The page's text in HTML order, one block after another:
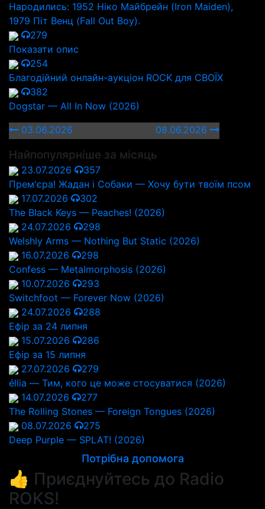
Народились: 1952 Ніко Майбрейн (Iron Maiden),
1979 Піт Венц (Fall Out Boy).
279
Показати опис
254
Благодійний онлайн-аукціон ROCK для СВОЇХ
382
Dogstar — All In Now (2026)
03.06.2026
08.06.2026
Найпопулярніше за місяць
23.07.2026
357
Прем'єра! Жадан і Собаки — Хочу бути твоїм псом
17.07.2026
302
The Black Keys — Peaches! (2026)
24.07.2026
298
Welshly Arms — Nothing But Static (2026)
16.07.2026
298
Confess — Metalmorphosis (2026)
10.07.2026
293
Switchfoot — Forever Now (2026)
24.07.2026
288
Ефір за 24 липня
15.07.2026
286
Ефір за 15 липня
27.07.2026
279
éllia — Тим, кого це може стосуватися (2026)
14.07.2026
277
The Rolling Stones — Foreign Tongues (2026)
08.07.2026
275
Deep Purple — SPLAT! (2026)
Потрібна допомога
👍 Приєднуйтесь до Radio
ROKS!